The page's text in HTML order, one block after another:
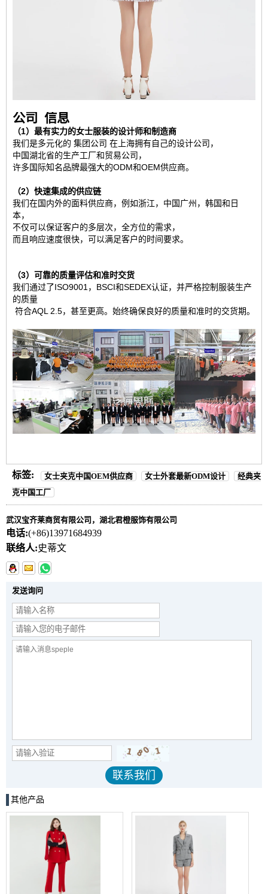
公司 信息
（1）最有实力的女士服装的设计师和制造商
我们是多元化的 集团公司 在上海拥有自己的设计公司，
中国湖北省的生产工厂和贸易公司，
许多国际知名品牌最强大的ODM和OEM供应商。
（2）快速集成的供应链
我们在国内外的面料供应商，例如浙江，中国广州，韩国和日
本，
不仅可以保证客户的多层次，全方位的需求，
而且响应速度很快，可以满足客户的时间要求。
（3）可靠的质量评估和准时交货
我们通过了ISO9001，BSCI和SEDEX认证，并严格控制服装生产
的质量
符合AQL 2.5，甚至更高。始终确保良好的质量和准时的交货期。
标签: 女士夹克中国OEM供应商 女士外套最新ODM设计
经典夹
克中国工厂
武汉宝齐莱商贸有限公司，湖北君橙服饰有限公司
电话:(+86)13971684939
联络人:史蒂文
发送询问
其他产品